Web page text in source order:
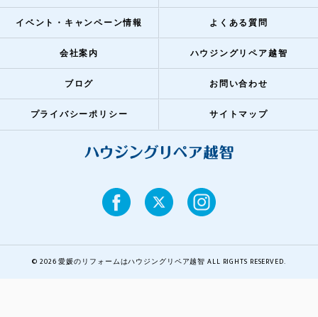
イベント・キャンペーン情報 よくある質問
会社案内 ハウジングリペア越智
ブログ お問い合わせ
プライバシーポリシー サイトマップ
© 2026 愛媛のリフォームはハウジングリペア越智 ALL RIGHTS RESERVED.